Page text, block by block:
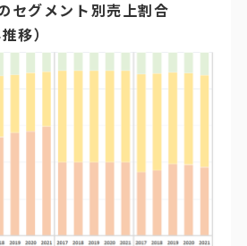
セグメント別売上割合
移）